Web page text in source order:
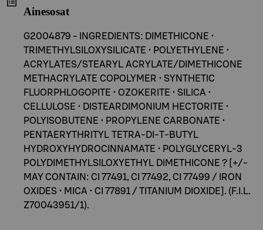
Ainesosat
G2004879 - INGREDIENTS: DIMETHICONE •
TRIMETHYLSILOXYSILICATE • POLYETHYLENE •
ACRYLATES/STEARYL ACRYLATE/DIMETHICONE
METHACRYLATE COPOLYMER • SYNTHETIC
FLUORPHLOGOPITE • OZOKERITE • SILICA •
CELLULOSE • DISTEARDIMONIUM HECTORITE •
POLYISOBUTENE • PROPYLENE CARBONATE •
PENTAERYTHRITYL TETRA-DI-T-BUTYL
HYDROXYHYDROCINNAMATE • POLYGLYCERYL-3
POLYDIMETHYLSILOXYETHYL DIMETHICONE ? [+/-
MAY CONTAIN: CI 77491, CI 77492, CI 77499 / IRON
OXIDES • MICA • CI 77891 / TITANIUM DIOXIDE]. (F.I.L.
Z70043951/1).